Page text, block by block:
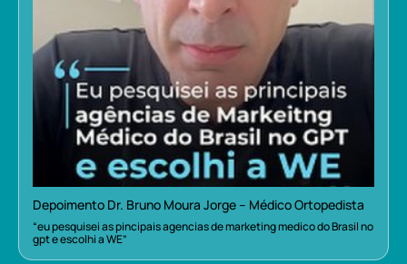
Depoimento Dr. Bruno Moura Jorge – Médico Ortopedista
“eu pesquisei as pincipais agencias de marketing medico do Brasil no
gpt e escolhi a WE”